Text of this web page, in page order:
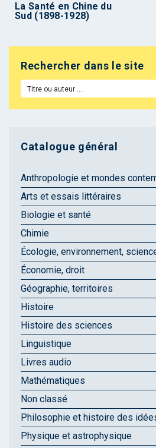
La Santé en Chine du
Sud (1898-1928)
Rechercher dans le site
Catalogue général
Anthropologie et mondes
Arts et essais littéraires
Biologie et santé
Chimie
Écologie, environnement,
Économie, droit
Géographie, territoires
Histoire
Histoire des sciences
Linguistique
Livres audio
Mathématiques
Non classé
Philosophie et histoire des
Physique et astrophysique